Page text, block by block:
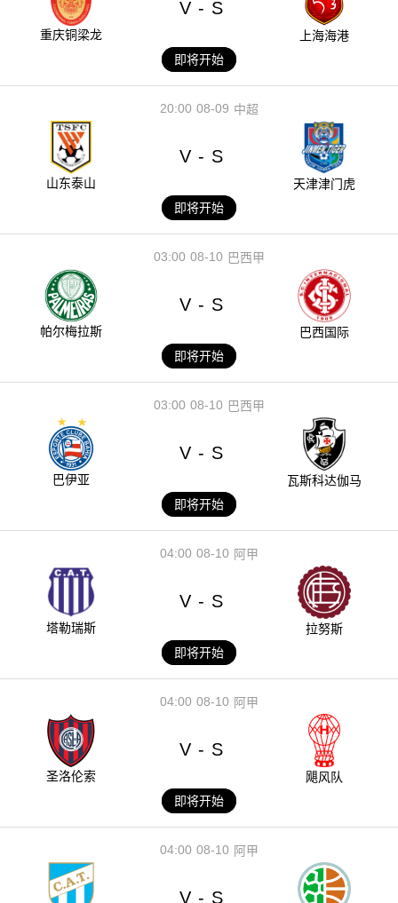
重庆铜梁龙
V - S
上海海港
即将开始
08-09
20:00 中超
山东泰山
V - S
天津津门虎
即将开始
08-10
03:00 巴西甲
帕尔梅拉斯
V - S
巴西国际
即将开始
08-10
03:00 巴西甲
巴伊亚
V - S
瓦斯科达伽马
即将开始
08-10
04:00 阿甲
塔勒瑞斯
V - S
拉努斯
即将开始
08-10
04:00 阿甲
圣洛伦索
V - S
飓风队
即将开始
08-10
04:00 阿甲
V - S